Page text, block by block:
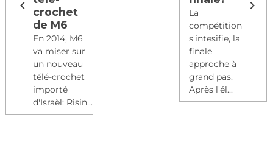
crochet
de M6
En 2014, M6
va miser sur
un nouveau
télé-crochet
importé
d'Israël: Risin...
La
compétition
s'intesifie, la
finale
approche à
grand pas.
Après l'él...